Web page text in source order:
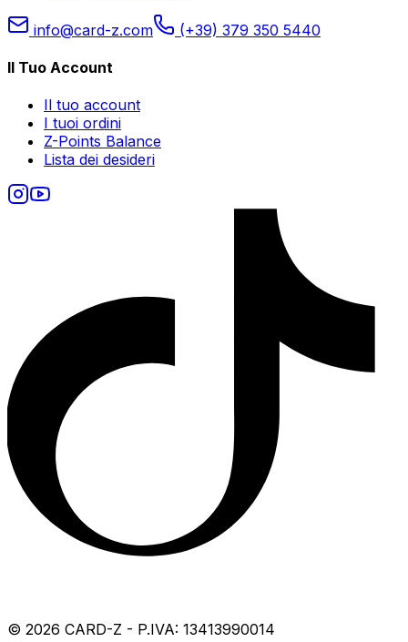
info@card-z.com (+39) 379 350 5440
Il Tuo Account
Il tuo account
I tuoi ordini
Z-Points Balance
Lista dei desideri
© 2026 CARD-Z - P.IVA: 13413990014